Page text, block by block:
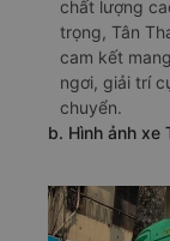
chất lượng
trọng, Tân
cam kết
ngơi, giải trí
chuyển.
b. Hình ảnh xe